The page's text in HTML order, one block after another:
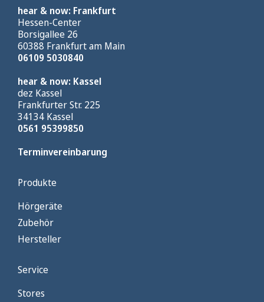
hear & now: Frankfurt
Hessen-Center
Borsigallee 26
60388 Frankfurt am Main
06109 5030840
hear & now: Kassel
dez Kassel
Frankfurter Str. 225
34134 Kassel
0561 95399850
Terminvereinbarung
Produkte
Hörgeräte
Zubehör
Hersteller
Service
Stores